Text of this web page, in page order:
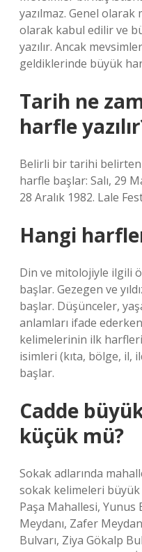
yazılmaz. Genel
olarak kabul edilir ve
yazılır. Ancak
geldiklerinde büyük
Tarih ne
harfle
Belirli bir tarihi belirten
harfle başlar: Salı, 29
28 Aralık 1982. Lale
Hangi
Din ve mitolojiyle ilgili
başlar. Gezegen ve
başlar. Düşünceler,
anlamları ifade ederken
kelimelerinin ilk harfleri
isimleri (kıta, bölge, il,
başlar.
Cadde
küçük mü?
Sokak adlarında
sokak kelimeleri
Paşa Mahallesi,
Meydanı, Zafer
Bulvarı, Ziya Gökalp